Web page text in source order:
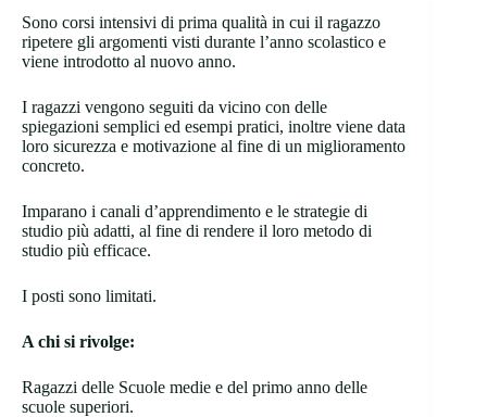
Sono corsi intensivi di prima qualità in cui il ragazzo
ripetere gli argomenti visti durante l’anno scolastico e
viene introdotto al nuovo anno.
I ragazzi vengono seguiti da vicino con delle
spiegazioni semplici ed esempi pratici, inoltre viene data
loro sicurezza e motivazione al fine di un miglioramento
concreto.
Imparano i canali d’apprendimento e le strategie di
studio più adatti, al fine di rendere il loro metodo di
studio più efficace.
I posti sono limitati.
A chi si rivolge:
Ragazzi delle Scuole medie e del primo anno delle
scuole superiori.